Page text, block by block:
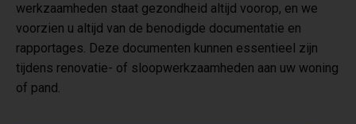
werkzaamheden staat gezondheid altijd voorop, en we
voorzien u altijd van de benodigde documentatie en
rapportages. Deze documenten kunnen essentieel zijn
tijdens renovatie- of sloopwerkzaamheden aan uw woning
of pand.